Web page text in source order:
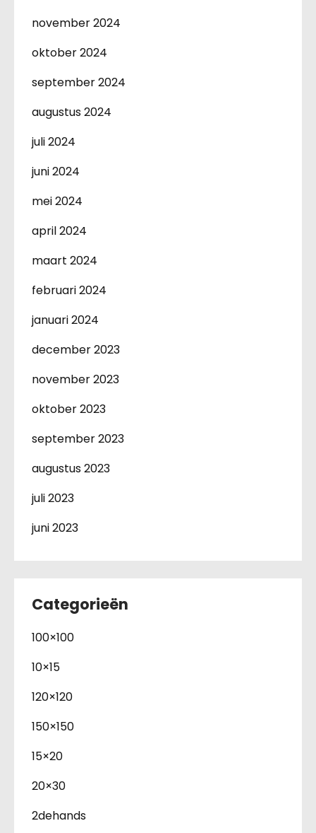
november 2024
oktober 2024
september 2024
augustus 2024
juli 2024
juni 2024
mei 2024
april 2024
maart 2024
februari 2024
januari 2024
december 2023
november 2023
oktober 2023
september 2023
augustus 2023
juli 2023
juni 2023
Categorieën
100×100
10×15
120×120
150×150
15×20
20×30
2dehands